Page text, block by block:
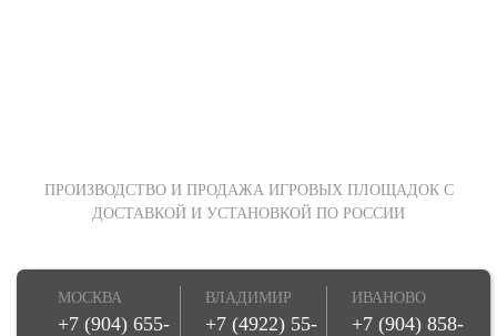
ПРОИЗВОДСТВО И ПРОДАЖА ИГРОВЫХ ПЛОЩАДОК С
ДОСТАВКОЙ И УСТАНОВКОЙ ПО РОССИИ
МОСКВА
+7 (904) 655-
ВЛАДИМИР
+7 (4922) 55-
ИВАНОВО
+7 (904) 858-